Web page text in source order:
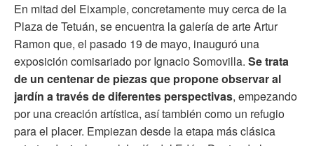
En mitad del Eixample, concretamente muy cerca de la
Plaza de Tetuán, se encuentra la galería de arte Artur
Ramon que, el pasado 19 de mayo, inauguró una
exposición comisariado por Ignacio Somovilla. Se trata
de un centenar de piezas que propone observar al
jardín a través de diferentes perspectivas, empezando
por una creación artística, así también como un refugio
para el placer. Empiezan desde la etapa más clásica